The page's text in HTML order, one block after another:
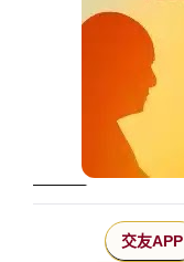
交友APP